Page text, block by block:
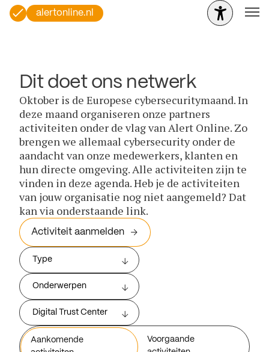
alertonline.nl
Dit doet ons netwerk
Oktober is de Europese cybersecuritymaand. In
deze maand organiseren onze partners
activiteiten onder de vlag van Alert Online. Zo
brengen we allemaal cybersecurity onder de
aandacht van onze medewerkers, klanten en
hun directe omgeving. Alle activiteiten zijn te
vinden in deze agenda. Heb je de activiteiten
van jouw organisatie nog niet aangemeld? Dat
kan via onderstaande link.
Activiteit aanmelden
Type
Onderwerpen
Digital Trust Center
Aankomende
Voorgaande